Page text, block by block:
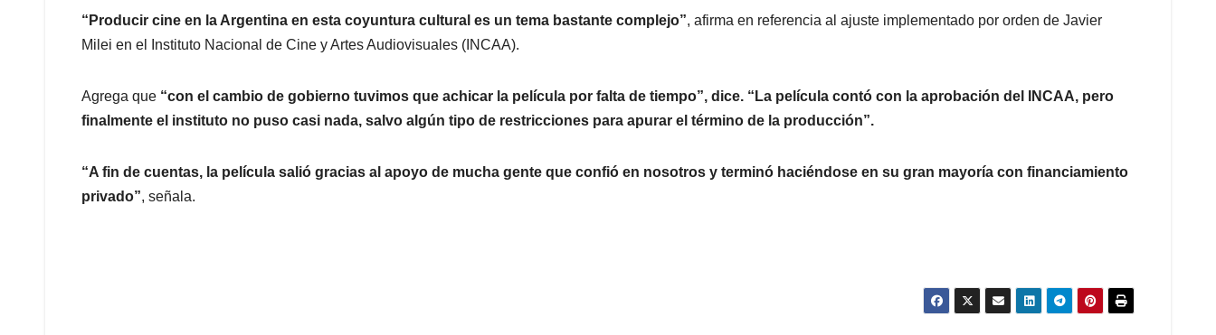
“Producir cine en la Argentina en esta coyuntura cultural es un tema bastante complejo”, afirma en referencia al ajuste implementado por orden de Javier
Milei en el Instituto Nacional de Cine y Artes Audiovisuales (INCAA).
Agrega que “con el cambio de gobierno tuvimos que achicar la película por falta de tiempo”, dice. “La película contó con la aprobación del INCAA, pero
finalmente el instituto no puso casi nada, salvo algún tipo de restricciones para apurar el término de la producción”.
“A fin de cuentas, la película salió gracias al apoyo de mucha gente que confió en nosotros y terminó haciéndose en su gran mayoría con financiamiento
privado”, señala.